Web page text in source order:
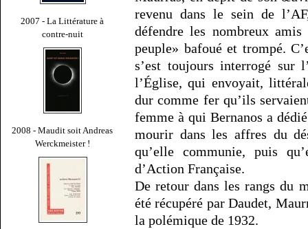
2007 - La Littérature à
contre-nuit
2008 - Maudit soit Andreas
Werckmeister !
revenu dans le sein de
défendre les nombreux
peuple» bafoué et trompé.
s’est toujours interrogé sur
l’Église, qui envoyait,
dur comme fer qu’ils
femme à qui Bernanos a
mourir dans les affres du
qu’elle communie, puis
d’Action Française.
De retour dans les rangs du
été récupéré par Daudet,
la polémique de 1932.